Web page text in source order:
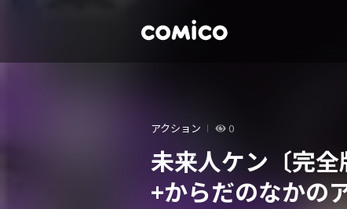
アクション 0
未来人ケン〔完
+からだのなかの